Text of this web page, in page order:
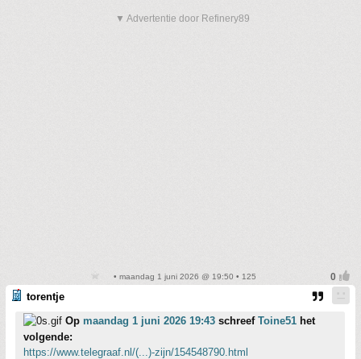
▼ Advertentie door Refinery89
• maandag 1 juni 2026 @ 19:50 • 125
torentje
Op maandag 1 juni 2026 19:43 schreef Toine51 het
volgende:
https://www.telegraaf.nl/(...)-zijn/154548790.html